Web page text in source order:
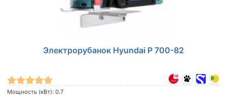
Электрорубанок Hyundai P 700-82
Мощность (кВт): 0.7